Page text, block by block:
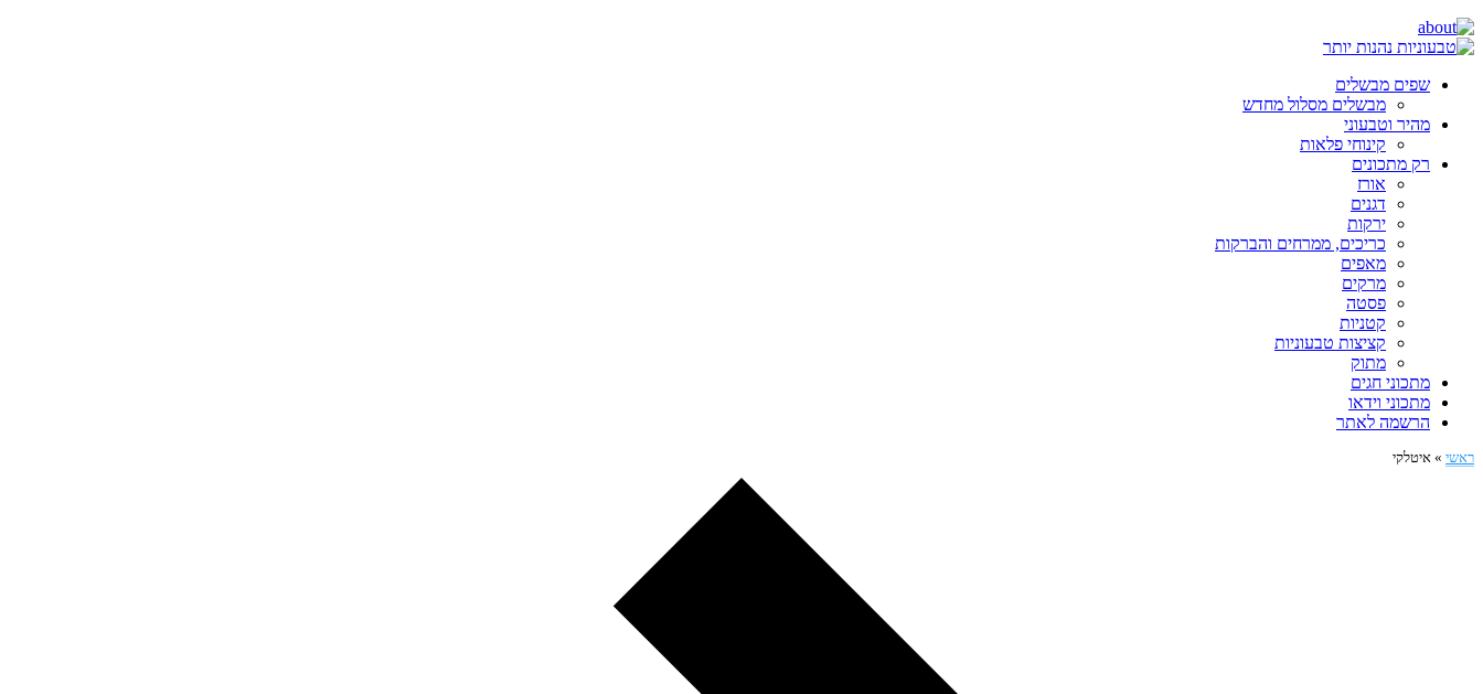
שפים מבשלים
מבשלים מסלול מחדש
מהיר וטבעוני
קינוחי פלאות
רק מתכונים
אורז
דגנים
ירקות
כריכים, ממרחים והברקות
מאפים
מרקים
פסטה
קטניות
קציצות טבעוניות
מתוק
מתכוני חגים
מתכוני וידאו
הרשמה לאתר
ראשי » איטלקי